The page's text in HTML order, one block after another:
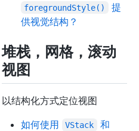
foregroundStyle()
提
供视觉结构？
堆栈，网格，滚动
视图
以结构化方式定位视图
如何使用
VStack 和